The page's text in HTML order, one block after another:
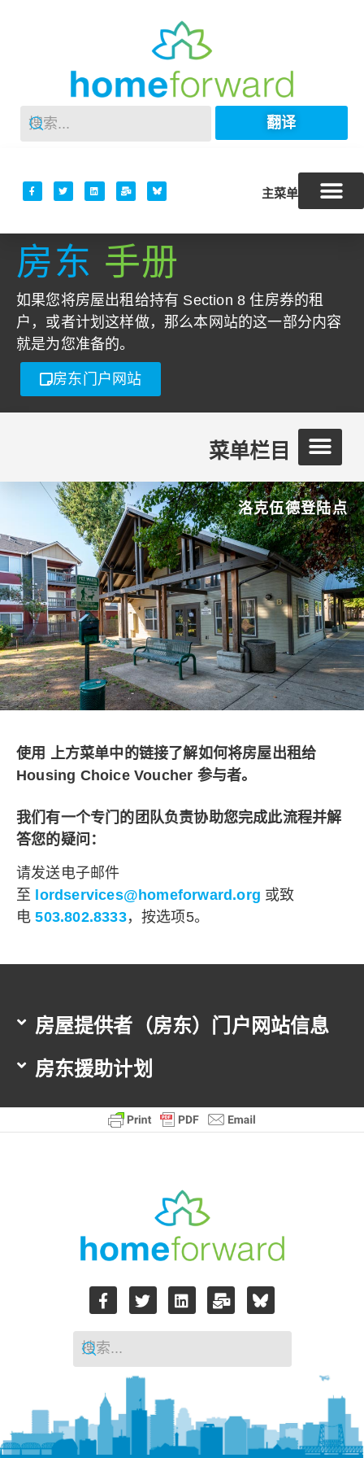
翻译
主菜单
房东 手册
如果您将房屋出租给持有 Section 8 住房券的租
户，或者计划这样做，那么本网站的这一部分内容
就是为您准备的。
房东门户网站
菜单栏目
使用 上方菜单中的链接了解如何将房屋出租给
Housing Choice Voucher 参与者。
我们有一个专门的团队负责协助您完成此流程并解
答您的疑问：
请发送电子邮件
至 lordservices@homeforward.org 或致
电503.802.8333，按选项5。
洛克伍德登陆点
房屋提供者（房东）门户网站信息
房东援助计划